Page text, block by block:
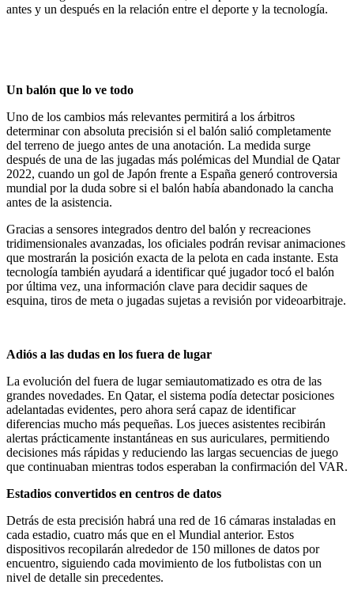
antes y un después en la relación entre el deporte y la tecnología.
Un balón que lo ve todo
Uno de los cambios más relevantes permitirá a los árbitros
determinar con absoluta precisión si el balón salió completamente
del terreno de juego antes de una anotación. La medida surge
después de una de las jugadas más polémicas del Mundial de Qatar
2022, cuando un gol de Japón frente a España generó controversia
mundial por la duda sobre si el balón había abandonado la cancha
antes de la asistencia.
Gracias a sensores integrados dentro del balón y recreaciones
tridimensionales avanzadas, los oficiales podrán revisar animaciones
que mostrarán la posición exacta de la pelota en cada instante. Esta
tecnología también ayudará a identificar qué jugador tocó el balón
por última vez, una información clave para decidir saques de
esquina, tiros de meta o jugadas sujetas a revisión por videoarbitraje.
Adiós a las dudas en los fuera de lugar
La evolución del fuera de lugar semiautomatizado es otra de las
grandes novedades. En Qatar, el sistema podía detectar posiciones
adelantadas evidentes, pero ahora será capaz de identificar
diferencias mucho más pequeñas. Los jueces asistentes recibirán
alertas prácticamente instantáneas en sus auriculares, permitiendo
decisiones más rápidas y reduciendo las largas secuencias de juego
que continuaban mientras todos esperaban la confirmación del VAR.
Estadios convertidos en centros de datos
Detrás de esta precisión habrá una red de 16 cámaras instaladas en
cada estadio, cuatro más que en el Mundial anterior. Estos
dispositivos recopilarán alrededor de 150 millones de datos por
encuentro, siguiendo cada movimiento de los futbolistas con un
nivel de detalle sin precedentes.